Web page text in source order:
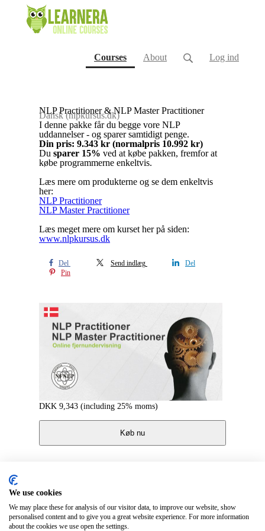
Courses(current)
About Log ind
NLP Practitioner & NLP Master Practitioner
Dansk (nlpkursus.dk)
I denne pakke får du begge vore NLP
uddannelser - og sparer samtidigt penge.
Din pris: 9.343 kr (normalpris 10.992 kr)
Du sparer 15% ved at købe pakken, fremfor at
købe programmerne enkeltvis.
Læs mere om produkterne og se dem enkeltvis
her:
NLP Practitioner
NLP Master Practitioner
Læs meget mere om kurset her på siden:
www.nlpkursus.dk
Del Send indlæg
Del
Pin
DKK 9,343 (including 25% moms)
Køb nu
Terms and privacy policy
Contact
Affiliate signup
We use cookies
We may place these for analysis of our visitor data, to improve our website, show
personalised content and to give you a great website experience. For more information
about the cookies we use open the settings.